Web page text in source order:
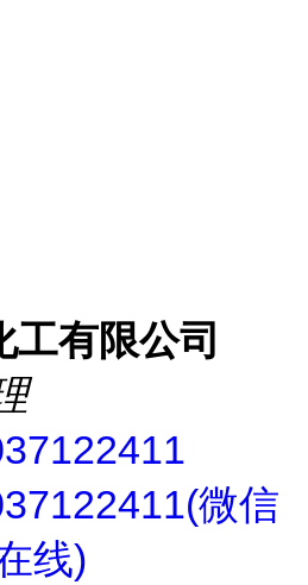
有限公司
微信
线)